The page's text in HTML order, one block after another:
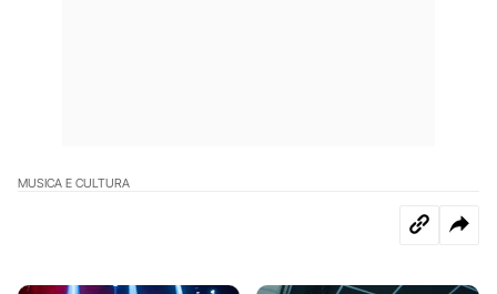
MUSICA E CULTURA